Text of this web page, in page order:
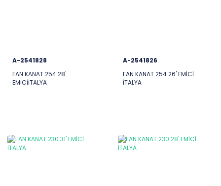
A-2541828
FAN KANAT 254 28'
EMİCİİTALYA
A-2541826
FAN KANAT 254 26' EMİCİ
İTALYA